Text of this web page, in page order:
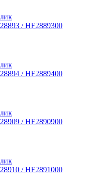
/ HF2889300
/ HF2889400
/ HF2890900
/ HF2891000